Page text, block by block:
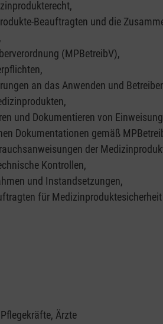
Beauftragten und die
(MPBetreibV),
an das Anwenden und
und Dokumentieren von
Dokumentationen gemäß
der
Kontrollen,
und Instandsetzungen,
für
Ärzte